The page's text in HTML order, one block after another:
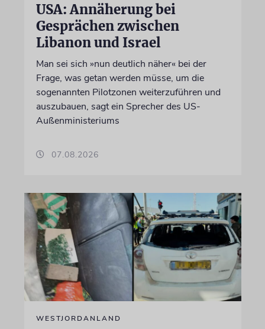
USA: Annäherung bei
Gesprächen zwischen
Libanon und Israel
Man sei sich »nun deutlich näher« bei der
Frage, was getan werden müsse, um die
sogenannten Pilotzonen weiterzuführen und
auszubauen, sagt ein Sprecher des US-
Außenministeriums
07.08.2026
WESTJORDANLAND